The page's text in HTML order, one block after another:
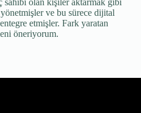
sahibi olan kişiler aktarmak gibi
ve bu sürece dijital
etmişler. Fark yaratan
öneriyorum.